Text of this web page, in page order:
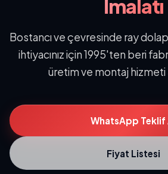
İmalatı
Bostancı ve çevresinde ray
ihtiyacınız için 1995'ten beri
üretim ve montaj hizmeti
WhatsApp Teklif
Fiyat Listesi